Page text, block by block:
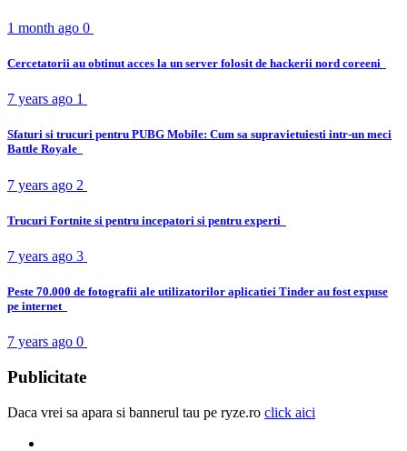
1 month ago 0
Cercetatorii au obtinut acces la un server folosit de hackerii nord coreeni
7 years ago 1
Sfaturi si trucuri pentru PUBG Mobile: Cum sa supravietuiesti intr-un meci
Battle Royale
7 years ago 2
Trucuri Fortnite si pentru incepatori si pentru experti
7 years ago 3
Peste 70.000 de fotografii ale utilizatorilor aplicatiei Tinder au fost expuse
pe internet
7 years ago 0
Publicitate
Daca vrei sa apara si bannerul tau pe ryze.ro click aici